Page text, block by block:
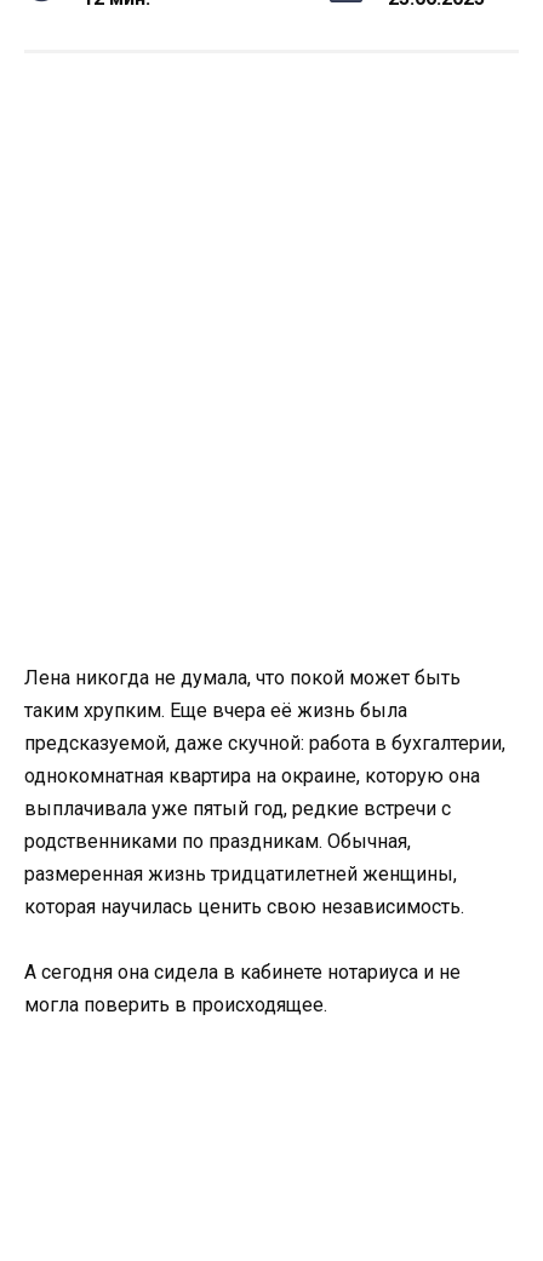
Лена никогда не думала, что покой может быть
таким хрупким. Еще вчера её жизнь была
предсказуемой, даже скучной: работа в бухгалтерии,
однокомнатная квартира на окраине, которую она
выплачивала уже пятый год, редкие встречи с
родственниками по праздникам. Обычная,
размеренная жизнь тридцатилетней женщины,
которая научилась ценить свою независимость.
А сегодня она сидела в кабинете нотариуса и не
могла поверить в происходящее.